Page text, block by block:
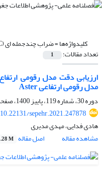
کلیدواژه‌ها =ضراب چندجمله ای (RPC)
تعداد مقالات: 1
ارزیابی دقت مدل رقومی
مدل رقومی ارتفاعی Aster
دوره 30، شماره 119، پاییز 1400، صفحه
10.22131/sepehr.2021.247878
هادی فدایی، مهدی مدیری
مشاهده مقاله
اصل مقاله M